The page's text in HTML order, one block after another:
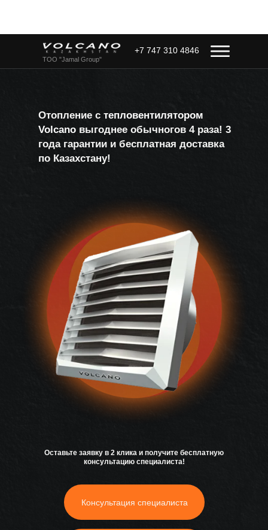
ТОО "Jamal Group"
+7 747 310 4846
Отопление с тепловентилятором
Volcano выгоднее обычногов 4 раза! 3
года гарантии и бесплатная доставка
по Казахстану!
Оставьте заявку в 2 клика и получите бесплатную
консультацию специалиста!
Консультация специалиста